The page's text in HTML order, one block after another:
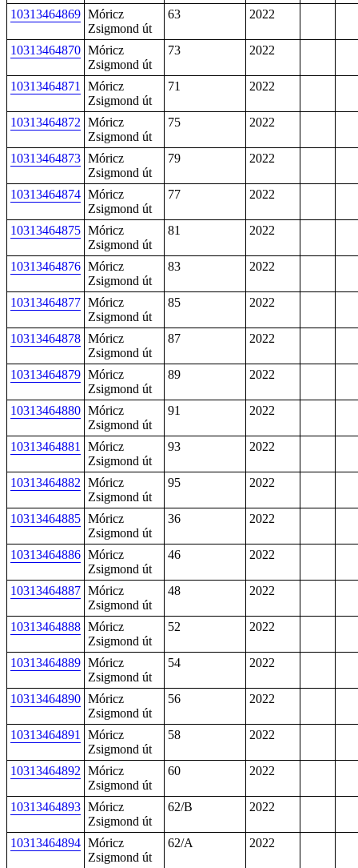
10313464869 Móricz
Zsigmond út
63 2022
10313464870 Móricz
Zsigmond út
73 2022
10313464871
Móricz
Zsigmond út
71 2022
10313464872 Móricz
Zsigmond út
75 2022
10313464873 Móricz
Zsigmond út
79 2022
10313464874 Móricz
Zsigmond út
77 2022
10313464875 Móricz
Zsigmond út
81 2022
10313464876 Móricz
Zsigmond út
83 2022
10313464877 Móricz
Zsigmond út
85 2022
10313464878 Móricz
Zsigmond út
87 2022
10313464879 Móricz
Zsigmond út
89 2022
10313464880 Móricz
Zsigmond út
91 2022
10313464881
Móricz
Zsigmond út
93 2022
10313464882 Móricz
Zsigmond út
95 2022
10313464885 Móricz
Zsigmond út
36 2022
10313464886 Móricz
Zsigmond út
46 2022
10313464887 Móricz
Zsigmond út
48 2022
10313464888 Móricz
Zsigmond út
52 2022
10313464889 Móricz
Zsigmond út
54 2022
10313464890 Móricz
Zsigmond út
56 2022
10313464891
Móricz
Zsigmond út
58 2022
10313464892 Móricz
Zsigmond út
60 2022
10313464893 Móricz
Zsigmond út
62/B 2022
10313464894 Móricz
Zsigmond út
62/A 2022